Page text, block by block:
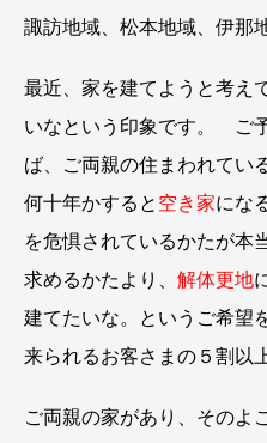
諏訪地域、松本地域、伊那
最近、家を建てようと考え
いなという印象です。 ご
ば、ご両親の住まわれてい
何十年かすると 空き家にな
を危惧されているかたが本
求めるかたより、 解体更地
建てたいな。というご希
来られるお客さまの５割以
ご両親の家があり、そのよ